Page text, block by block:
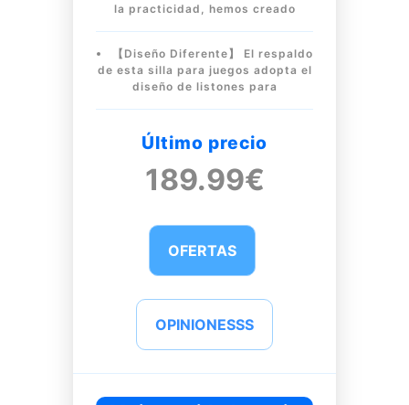
la practicidad, hemos creado
【Diseño Diferente】 El respaldo
de esta silla para juegos adopta el
diseño de listones para
Último precio
189.99€
OFERTAS
OPINIONESSS